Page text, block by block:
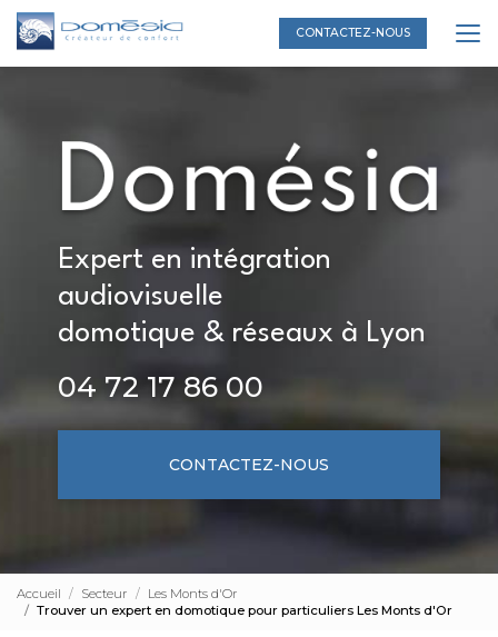
Aller
au
contenu
principal
CONTACTEZ-NOUS
Expert en intégration
audiovisuelle
domotique & réseaux à Lyon
04 72 17 86 00
CONTACTEZ-NOUS
Accueil Secteur
Les Monts d'Or
Trouver un expert en domotique pour particuliers Les Monts d'Or